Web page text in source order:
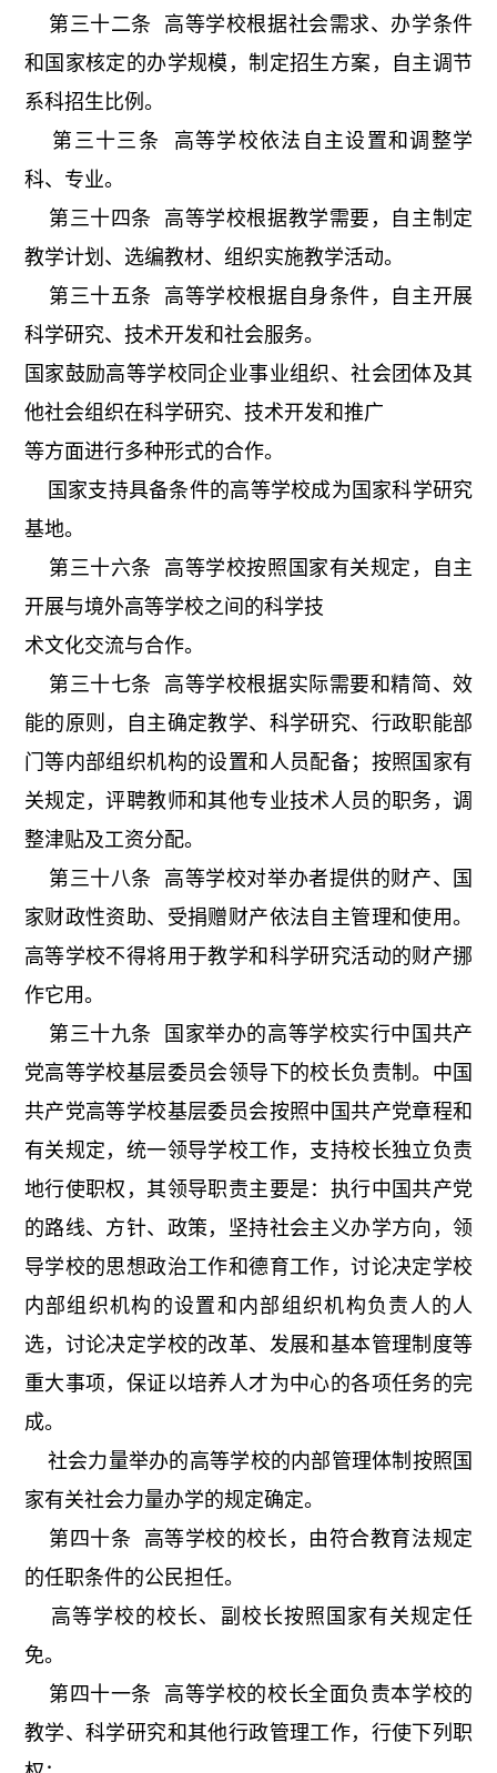
第三十二条 高等学校根据社会需求、办学条件
和国家核定的办学规模，制定招生方案，自主调节
系科招生比例。
第三十三条 高等学校依法自主设置和调整学
科、专业。
第三十四条 高等学校根据教学需要，自主制定
教学计划、选编教材、组织实施教学活动。
第三十五条 高等学校根据自身条件，自主开展
科学研究、技术开发和社会服务。
国家鼓励高等学校同企业事业组织、社会团体及其
他社会组织在科学研究、技术开发和推广
等方面进行多种形式的合作。
国家支持具备条件的高等学校成为国家科学研究
基地。
第三十六条 高等学校按照国家有关规定，自主
开展与境外高等学校之间的科学技
术文化交流与合作。
第三十七条 高等学校根据实际需要和精简、效
能的原则，自主确定教学、科学研究、行政职能部
门等内部组织机构的设置和人员配备；按照国家有
关规定，评聘教师和其他专业技术人员的职务，调
整津贴及工资分配。
第三十八条 高等学校对举办者提供的财产、国
家财政性资助、受捐赠财产依法自主管理和使用。
高等学校不得将用于教学和科学研究活动的财产挪
作它用。
第三十九条 国家举办的高等学校实行中国共产
党高等学校基层委员会领导下的校长负责制。中国
共产党高等学校基层委员会按照中国共产党章程和
有关规定，统一领导学校工作，支持校长独立负责
地行使职权，其领导职责主要是：执行中国共产党
的路线、方针、政策，坚持社会主义办学方向，领
导学校的思想政治工作和德育工作，讨论决定学校
内部组织机构的设置和内部组织机构负责人的人
选，讨论决定学校的改革、发展和基本管理制度等
重大事项，保证以培养人才为中心的各项任务的完
成。
社会力量举办的高等学校的内部管理体制按照国
家有关社会力量办学的规定确定。
第四十条 高等学校的校长，由符合教育法规定
的任职条件的公民担任。
高等学校的校长、副校长按照国家有关规定任
免。
第四十一条 高等学校的校长全面负责本学校的
教学、科学研究和其他行政管理工作，行使下列职